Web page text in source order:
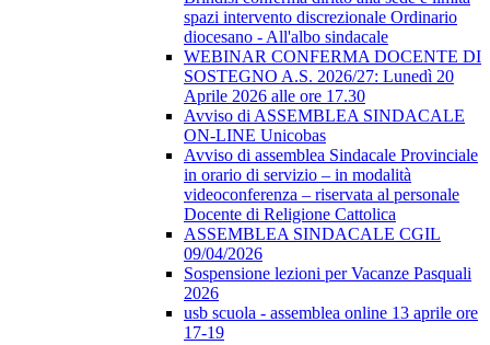
spazi intervento discrezionale Ordinario
diocesano - All'albo sindacale
WEBINAR CONFERMA DOCENTE DI
SOSTEGNO A.S. 2026/27: Lunedì 20
Aprile 2026 alle ore 17.30
Avviso di ASSEMBLEA SINDACALE
ON-LINE Unicobas
Avviso di assemblea Sindacale Provinciale
in orario di servizio – in modalità
videoconferenza – riservata al personale
Docente di Religione Cattolica
ASSEMBLEA SINDACALE CGIL
09/04/2026
Sospensione lezioni per Vacanze Pasquali
2026
usb scuola - assemblea online 13 aprile ore
17-19